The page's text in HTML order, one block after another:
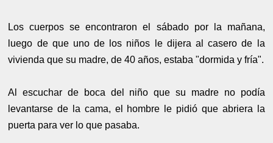
Los cuerpos se encontraron el sábado por la mañana,
luego de que uno de los niños le dijera al casero de la
vivienda que su madre, de 40 años, estaba "dormida y fría".
Al escuchar de boca del niño que su madre no podía
levantarse de la cama, el hombre le pidió que abriera la
puerta para ver lo que pasaba.